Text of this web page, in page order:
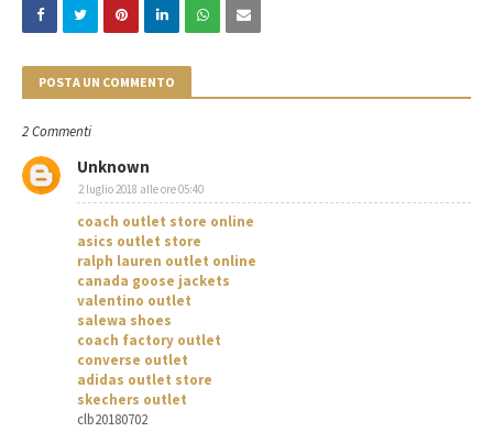
POSTA UN COMMENTO
2 Commenti
Unknown
2 luglio 2018 alle ore 05:40
coach outlet store online
asics outlet store
ralph lauren outlet online
canada goose jackets
valentino outlet
salewa shoes
coach factory outlet
converse outlet
adidas outlet store
skechers outlet
clb20180702